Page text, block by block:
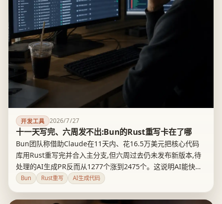
开发工具 2026/7/27
十一天写完、六周发不出:Bun的Rust重写卡在了哪
Bun团队称借助Claude在11天内、花16.5万美元把核心代码
库用Rust重写完并合入主分支,但六周过去仍未发布新版本,待
处理的AI生成PR反而从1277个涨到2475个。这说明AI能快速
写代码并合并进main,却还没证明能以同等低成本把代码真正
Bun Rust重写 AI生成代码